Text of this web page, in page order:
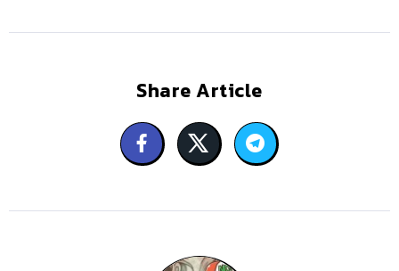
Share Article